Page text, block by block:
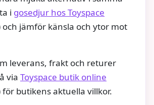
i gosedjur hos Toyspace
jämför känsla och ytor mot
leverans, frakt och returer
via Toyspace butik online
butikens aktuella villkor.